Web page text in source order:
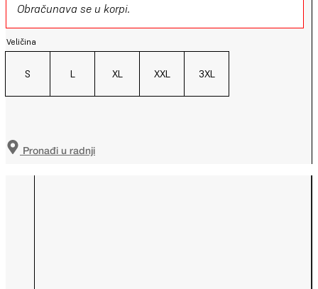
Obračunava se u korpi.
Veličina
S L XL XXL 3XL
Pronađi u radnji